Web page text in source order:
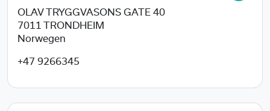
OLAV TRYGGVASONS GATE 40
7011
TRONDHEIM
Norwegen
+47 9266345